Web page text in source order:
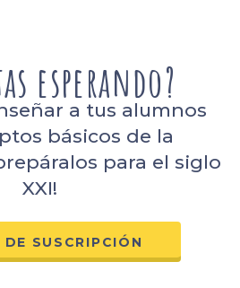
esperando?
a tus alumnos
básicos de la
para el siglo
XXI!
DE SUSCRIPCIÓN